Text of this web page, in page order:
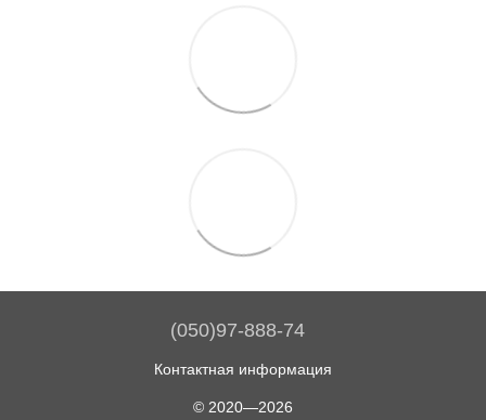
(050)97-888-74
Контактная информация
© 2020—2026